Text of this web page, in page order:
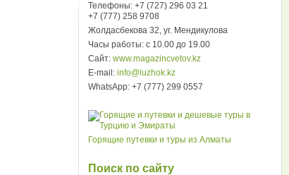
Телефоны: +7 (727) 296 03 21
+7 (777) 258 9708
Жолдасбекова 32, уг. Мендикулова
Часы работы: с 10.00 до 19.00
Сайт:www.magazincvetov.kz
E-mail:info@luzhok.kz
WhatsApp: +7 (777) 299 0557
Горящие путевки и туры из Алматы
Поиск по сайту